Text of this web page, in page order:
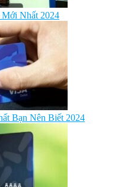
Nhất 2024
Bạn Nên Biết 2024